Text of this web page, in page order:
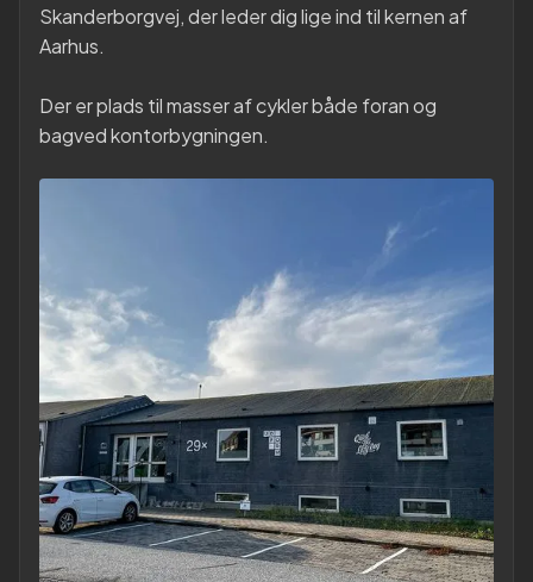
Skanderborgvej, der leder dig lige ind til kernen af
Aarhus.
Der er plads til masser af cykler både foran og
bagved kontorbygningen.